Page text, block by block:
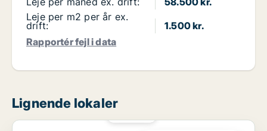
Leje per m2 per år ex.
drift:
1.500 kr.
Rapportér fejl i data
Lignende lokaler
Butik i Århus C